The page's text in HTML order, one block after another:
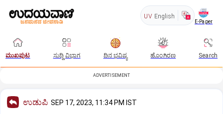
UV English
E-Paper
ಮುಖಪುಟ ಸುದ್ದಿ ವಿಭಾಗ ದಿನ ಭವಿಷ್ಯ ಹೊಂಗಿರಣ Search
ADVERTISEMENT
ಉಡುಪಿ SEP 17, 2023, 11:34 PM IST